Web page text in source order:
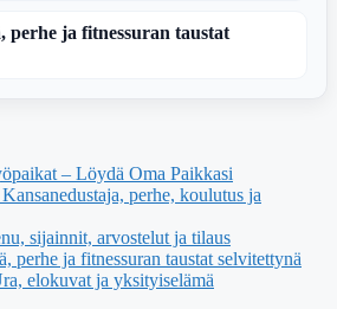
perhe ja fitnessuran taustat
– Löydä Oma Paikkasi
perhe, koulutus ja
sijainnit, arvostelut ja tilaus
perhe ja fitnessuran taustat selvitettynä
elokuvat ja yksityiselämä